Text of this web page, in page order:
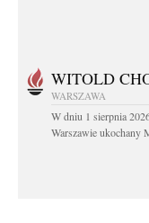
WITOLD
WARSZAWA
W dniu 1 sierpnia
Warszawie ukochany